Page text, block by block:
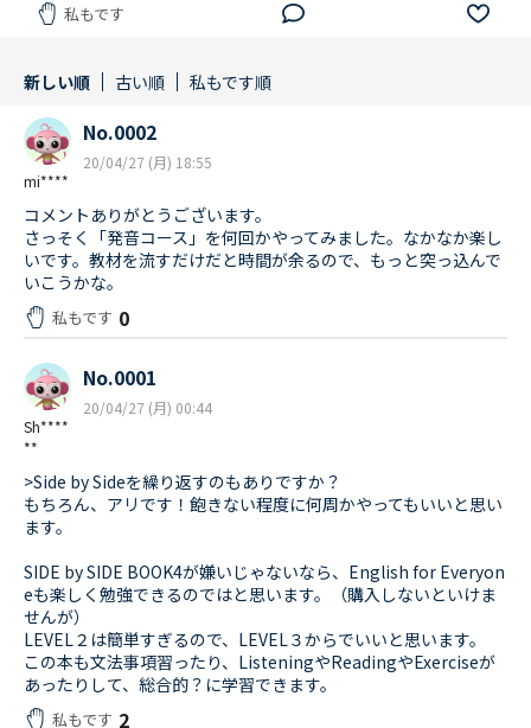
私もです
新しい順 古い順 私もです順
mi****
No.0002
20/04/27 (月) 18:55
コメントありがとうございます。
さっそく「発音コース」を何回かやってみました。なかなか楽し
いです。教材を流すだけだと時間が余るので、もっと突っ込んで
いこうかな。
私もです 0
Sh****
**
No.0001
20/04/27 (月) 00:44
>Side by Sideを繰り返すのもありですか？
もちろん、アリです！飽きない程度に何周かやってもいいと思い
ます。
SIDE by SIDE BOOK4が嫌いじゃないなら、English for Everyon
eも楽しく勉強できるのではと思います。（購入しないといけま
せんが）
LEVEL２は簡単すぎるので、LEVEL３からでいいと思います。
この本も文法事項習ったり、ListeningやReadingやExerciseが
あったりして、総合的？に学習できます。
私もです 2